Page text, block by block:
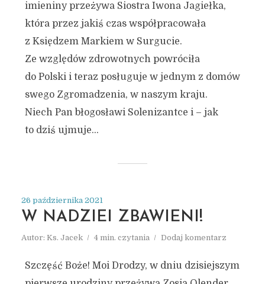
imieniny przeżywa Siostra Iwona Jagiełka,
która przez jakiś czas współpracowała
z Księdzem Markiem w Surgucie.
Ze względów zdrowotnych powróciła
do Polski i teraz posługuje w jednym z domów
swego Zgromadzenia, w naszym kraju.
Niech Pan błogosławi Solenizantce i – jak
to dziś ujmuje...
26 października 2021
W NADZIEI ZBAWIENI!
Autor: Ks. Jacek 4 min. czytania Dodaj komentarz
Szczęść Boże! Moi Drodzy, w dniu dzisiejszym